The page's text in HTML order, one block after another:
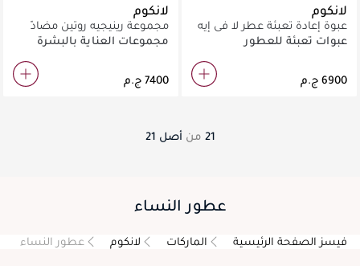
لانكوم
عبوة إعادة تعبئة عطر لا في إيه
بيل أو دو بارفان 100مل
عبوات تعبئة للعطور
لانكوم
مجموعة رينيجيه روتين مضادّ
للتقدّم في السن – كريم رينيجيه
مولتي-ليفت
مجموعات العناية بالبشرة
21 من أصل
عطور النساء
فيسز الصفحة الرئيسية الماركات لانكوم عطور النساء